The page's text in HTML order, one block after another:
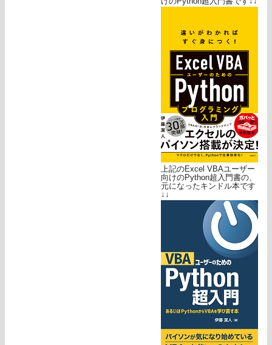
上記のExcel VBAユーザー
向けのPython超入門書の、
元になったキンドル本です
↓↓